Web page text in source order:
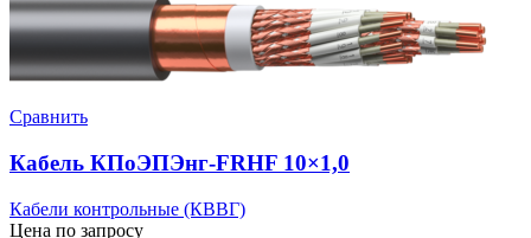
Сравнить
Кабель КПоЭПЭнг-FRHF 10×1,0
Кабели контрольные (КВВГ)
Цена по запросу